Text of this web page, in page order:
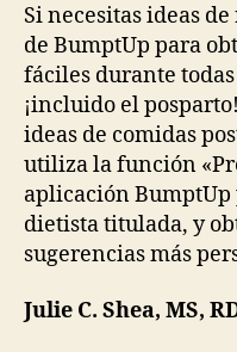
Si necesitas ideas
de BumptUp para
fáciles durante
¡incluido el
ideas de comidas
utiliza la función
aplicación
dietista titulada, y
sugerencias más
Julie C. Shea, MS,